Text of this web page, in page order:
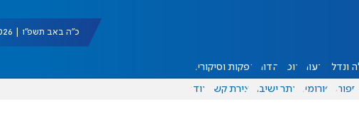
כ"ה באב תשפ"ו | 08/08/2026
ונדל"ן דעות אוכל יהדות הפקות וסיקורים
ספורט פורומים אתר ישיבה יצירת קשר עוד